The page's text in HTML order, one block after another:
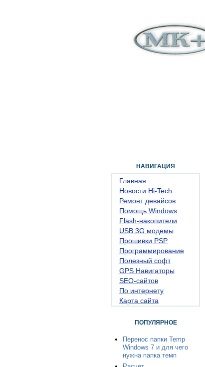
НАВИГАЦИЯ
Главная
Новости Hi-Tech
Ремонт девайсов
Помощь Windows
Flash-накопители
USB 3G модемы
Прошивки PSP
Программирование
Полезный софт
GPS Навигаторы
SEO-сайтов
По интернету
Карта сайта
ПОПУЛЯРНОЕ
Перенос папки Temp
Windows 7 и для чего
нужна папка темп